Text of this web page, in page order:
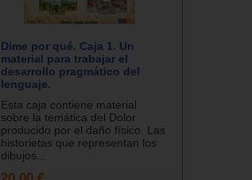
Dime por qué. Caja 1. Un
material para trabajar el
desarrollo pragmático del
lenguaje.
Esta caja contiene material
sobre la temática del Dolor
producido por el daño físico. Las
historietas que representan los
dibujos...